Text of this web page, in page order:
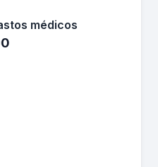
médicos